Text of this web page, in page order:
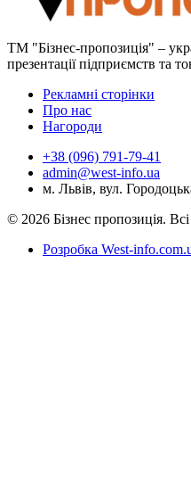
ТМ "Бізнес-пропозиція" –
презентації підприємств та
Рекламні сторінки
Про нас
Нагороди
+38 (096) 791-79-41
admin@west-info.ua
м. Львів, вул.
© 2026 Бізнес пропозиція.
Розробка West-